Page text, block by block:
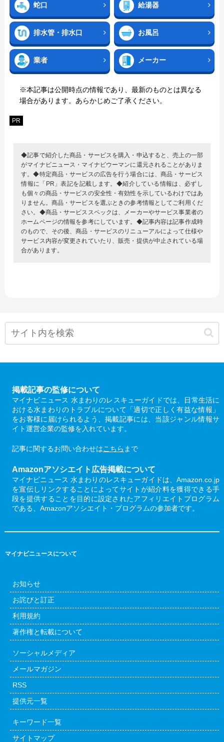
蛇口 給湯器
排水管・排水口 お風呂
業者 メーカー
※本記事は公開時点の情報であり、最新のものとは異なる
場合があります。あらかじめご了承ください。
PR
◆記事で紹介した商品・サービスを購入・申込すると、売上の一部
がマイナビニュース・マイナビウーマンに還元されることがありま
す。◆特定商品・サービスの広告を行う場合には、商品・サービス
情報に「PR」表記を記載します。◆紹介している情報は、必ずし
も個々の商品・サービスの安全性・有効性を示しているわけではあ
りません。商品・サービスを選ぶときの参考情報としてご利用くだ
さい。◆商品・サービススペックは、メーカーやサービス事業者の
ホームページの情報を参考にしています。◆記事内容は記事作成時
のもので、その後、商品・サービスのリニューアルによって仕様や
サービス内容が変更されていたり、販売・提供が中止されている場
合があります。
掲載記事の監修について
マイナビニュース 水まわりのレスキューガイドでは、日常生活に
おける水まわりのトラブルについて「適切で正しく有益な情報」
をお客様に届けられるよう、掲載記事には、当該ジャンル情報サ
イト運営企業の監修を入れています。
記事に関するお問い合わせはこちら まで
Amazonアソシエイト広告掲載について
マイナビニュース 水まわりのレスキューガイドは、Amazon.co.jp
を宣伝しリンクすることによってサイトが紹介料を獲得できる手
段を提供することを目的に設定されたアフィリエイトプログラム
である、Amazonアソシエイト・プログラムの参加者です。
マイナビニュースについて
お知らせ
お詫びと訂正
利用規約
著作権と転載について
ソーシャルメディア
メールマガジン
RSS
提供元一覧
キーワード一覧
サイトマップ